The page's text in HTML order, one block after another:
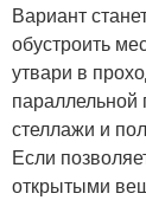
Вариант
обустроить
утвари в
параллельной
стеллажи и
Если
открытыми